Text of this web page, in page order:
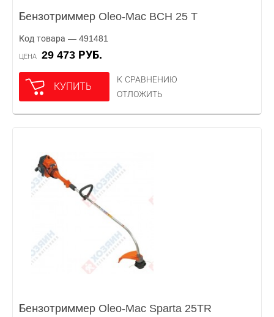
Бензотриммер Oleo-Mac BCH 25 T
Код товара — 491481
ЦЕНА 29 473 РУБ.
КУПИТЬ
К СРАВНЕНИЮ
ОТЛОЖИТЬ
Бензотриммер Oleo-Mac Sparta 25TR